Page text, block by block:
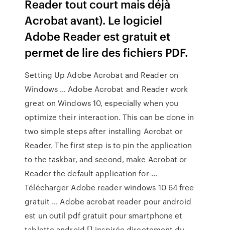
Reader tout court mais déjà
Acrobat avant). Le logiciel
Adobe Reader est gratuit et
permet de lire des fichiers PDF.
Setting Up Adobe Acrobat and Reader on
Windows … Adobe Acrobat and Reader work
great on Windows 10, especially when you
optimize their interaction. This can be done in
two simple steps after installing Acrobat or
Reader. The first step is to pin the application
to the taskbar, and second, make Acrobat or
Reader the default application for …
Télécharger Adobe reader windows 10 64 free
gratuit ... Adobe acrobat reader pour android
est un outil pdf gratuit pour smartphone et